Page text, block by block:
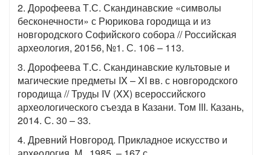
2. Дорофеева Т.С. Скандинавские «символы
бесконечности» с Рюрикова городища и из
новгородского Софийского собора // Российская
археология, 20156, №1. С. 106 – 113.
3. Дорофеева Т.С. Скандинавские культовые и
магические предметы IX – XI вв. с новгородского
городища // Труды IV (XX) всероссийского
археологического съезда в Казани. Том III. Казань,
2014. С. 30 – 33.
4. Древний Новгород. Прикладное искусство и